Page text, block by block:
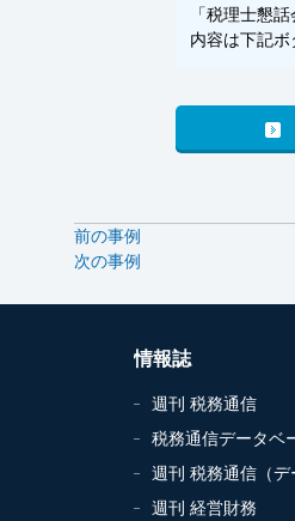
「税理士懇
内容は下記ボ
前の事例
次の事例
情報誌
週刊 税務通信
税務通信データベ
週刊 税務通信（デ
週刊 経営財務